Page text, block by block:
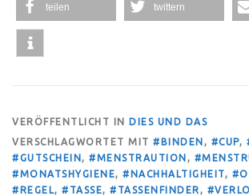
teilen twittern
VERÖFFENTLICHT IN DIES UND DAS
VERSCHLAGWORTET MIT #BINDEN, #CUP,
#GUTSCHEIN, #MENSTRAUTION,
#MONATSHYGIENE, #NACHHALTIGHEIT,
#REGEL, #TASSE, #TASSENFINDER,